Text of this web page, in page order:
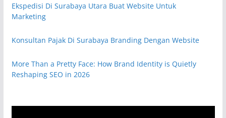
Ekspedisi Di Surabaya Utara Buat Website Untuk
Marketing
Konsultan Pajak Di Surabaya Branding Dengan Website
More Than a Pretty Face: How Brand Identity is Quietly
Reshaping SEO in 2026